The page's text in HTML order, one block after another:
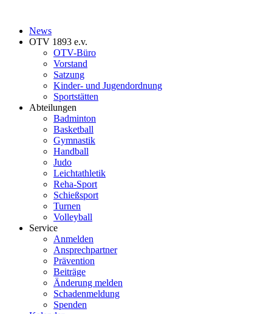
News
OTV 1893 e.v.
OTV-Büro
Vorstand
Satzung
Kinder- und Jugendordnung
Sportstätten
Abteilungen
Badminton
Basketball
Gymnastik
Handball
Judo
Leichtathletik
Reha-Sport
Schießsport
Turnen
Volleyball
Service
Anmelden
Ansprechpartner
Prävention
Beiträge
Änderung melden
Schadenmeldung
Spenden